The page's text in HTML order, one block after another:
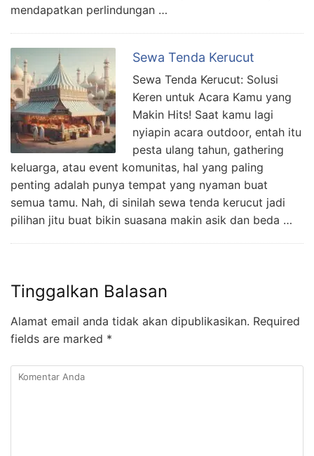
mendapatkan perlindungan …
Sewa Tenda Kerucut
Sewa Tenda Kerucut: Solusi
Keren untuk Acara Kamu yang
Makin Hits! Saat kamu lagi
nyiapin acara outdoor, entah itu
pesta ulang tahun, gathering
keluarga, atau event komunitas, hal yang paling
penting adalah punya tempat yang nyaman buat
semua tamu. Nah, di sinilah sewa tenda kerucut jadi
pilihan jitu buat bikin suasana makin asik dan beda …
Tinggalkan Balasan
Alamat email anda tidak akan dipublikasikan. Required
fields are marked *